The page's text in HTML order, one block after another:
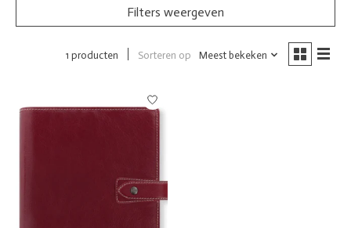
Filters weergeven
1 producten Sorteren op Meest bekeken